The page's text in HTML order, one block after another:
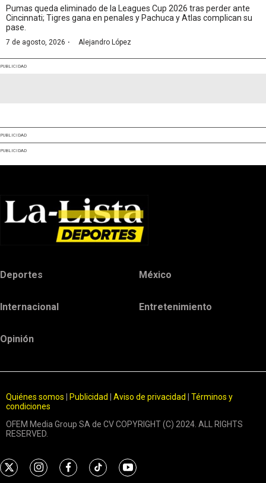
Pumas queda eliminado de la Leagues Cup 2026 tras perder ante
Cincinnati; Tigres gana en penales y Pachuca y Atlas complican su
pase.
7 de agosto, 2026 · Alejandro López
PUBLICIDAD
PUBLICIDAD
PUBLICIDAD
Deportes México
Internacional Entretenimiento
Opinión
Quiénes somos Publicidad Aviso de privacidad
Términos y
condiciones
OFEM Media Group SA de CV COPYRIGHT (C) 2024. ALL RIGHTS
RESERVED.
t
i
f
t
y